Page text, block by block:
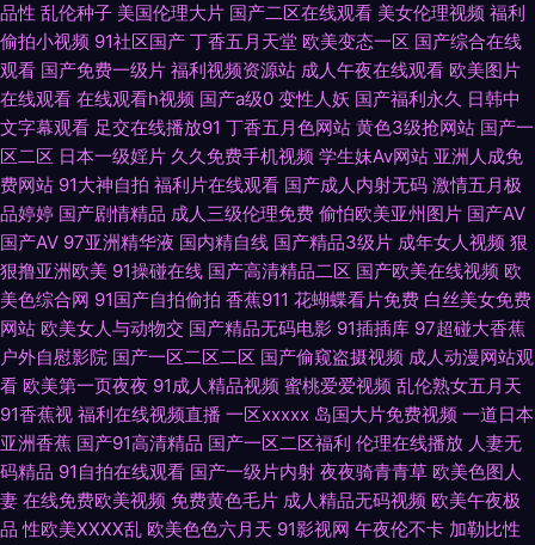
日韩 天美传媒毛片 无码av观看韩国 伊人黄色成人 超碰碰人妻無碼 极品福利
导航 九一在线免费看 欧美人妖另类 日韩女同另类 日韩新片百度网网 五月花
无码 亚洲ts另类 91观看视频 91视屏免费观看 99草视频在线 www日本色 大
香蕉网超碰 国产不卡电影 国产原创自拍av 韩国激情网 韩日无码全集 韩日有
码视频 黄色A级 老司机亚洲影院 男人和女人操国产 欧美福利中出 青青国产
区91 欧亚性爱 人妖av 超碰97在线草 岛国免费在线观看 免费成人福利 青青
草肏屄视频 日本肏屄毛片 人妖啪啪网站 日韩精品视频一区 日韩成人网址
91com视频 91精品吴梦梦 成人五月天社区 国产91美女视频 欧美AA大片 欧
美日韩综合在线 日韩有码三级 四虎影像 伪娘h视频 97人人妻人人操 超碰91
品性 乱伦种子 美国伦理大片 国产二区在线观看 美女伦理视频 福利
偷拍小视频 91社区国产 丁香五月天堂 欧美变态一区 国产综合在线
观看 国产免费一级片 福利视频资源站 成人午夜在线观看 欧美图片
在线观看 在线观看h视频 国产a级0 变性人妖 国产福利永久 日韩中
文字幕观看 足交在线播放91 丁香五月色网站 黄色3级抢网站 国产一
区二区 日本一级婬片 久久免费手机视频 学生妹Av网站 亚洲人成免
费网站 91大神自拍 福利片在线观看 国产成人内射无码 激情五月极
品婷婷 国产剧情精品 成人三级伦理免费 偷怕欧美亚州图片 国产AV
国产AV 97亚洲精华液 国内精自线 国产精品3级片 成年女人视频 狠
狠撸亚洲欧美 91操碰在线 国产高清精品二区 国产欧美在线视频 欧
美色综合网 91国产自拍偷拍 香蕉911 花蝴蝶看片免费 白丝美女免费
网站 欧美女人与动物交 国产精品无码电影 91插插库 97超碰大香蕉
户外自慰影院 国产一区二区二区 国产偷窥盗摄视频 成人动漫网站观
看 欧美第一页夜夜 91成人精品视频 蜜桃爱爱视频 乱伦熟女五月天
91香蕉视 福利在线视频直播 一区xxxxx 岛国大片免费视频 一道日本
亚洲香蕉 国产91高清精品 国产一区二区福利 伦理在线播放 人妻无
码精品 91自拍在线观看 国产一级片内射 夜夜骑青青草 欧美色图人
妻 在线免费欧美视频 免费黄色毛片 成人精品无码视频 欧美午夜极
品 性欧美ⅩⅩⅩⅩ乱 欧美色色六月天 91影视网 午夜伦不卡 加勒比性